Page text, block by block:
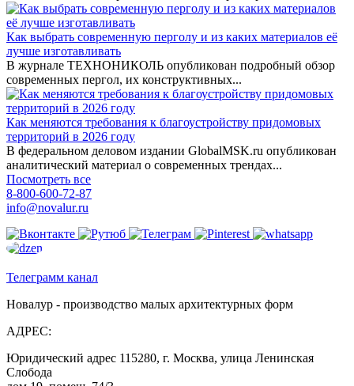
Как выбрать современную перголу и из каких материалов её
лучше изготавливать
В журнале ТЕХНОНИКОЛЬ опубликован подробный обзор
современных пергол, их конструктивных...
Как меняются требования к благоустройству придомовых
территорий в 2026 году
В федеральном деловом издании GlobalMSK.ru опубликован
аналитический материал о современных трендах...
Посмотреть все
8-800-600-72-87
info@novalur.ru
Телеграмм канал
Новалур - производство малых архитектурных форм
АДРЕС:
Юридический адрес 115280, г. Москва, улица Ленинская
Слобода